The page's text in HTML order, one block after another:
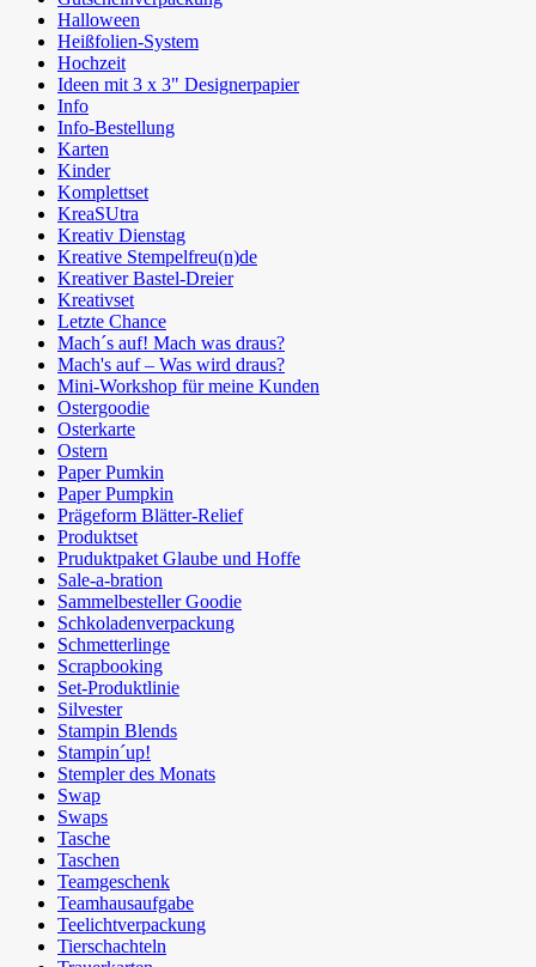
Halloween
Heißfolien-System
Hochzeit
Ideen mit 3 x 3" Designerpapier
Info
Info-Bestellung
Karten
Kinder
Komplettset
KreaSUtra
Kreativ Dienstag
Kreative Stempelfreu(n)de
Kreativer Bastel-Dreier
Kreativset
Letzte Chance
Mach´s auf! Mach was draus?
Mach's auf – Was wird draus?
Mini-Workshop für meine Kunden
Ostergoodie
Osterkarte
Ostern
Paper Pumkin
Paper Pumpkin
Prägeform Blätter-Relief
Produktset
Pruduktpaket Glaube und Hoffe
Sale-a-bration
Sammelbesteller Goodie
Schkoladenverpackung
Schmetterlinge
Scrapbooking
Set-Produktlinie
Silvester
Stampin Blends
Stampin´up!
Stempler des Monats
Swap
Swaps
Tasche
Taschen
Teamgeschenk
Teamhausaufgabe
Teelichtverpackung
Tierschachteln